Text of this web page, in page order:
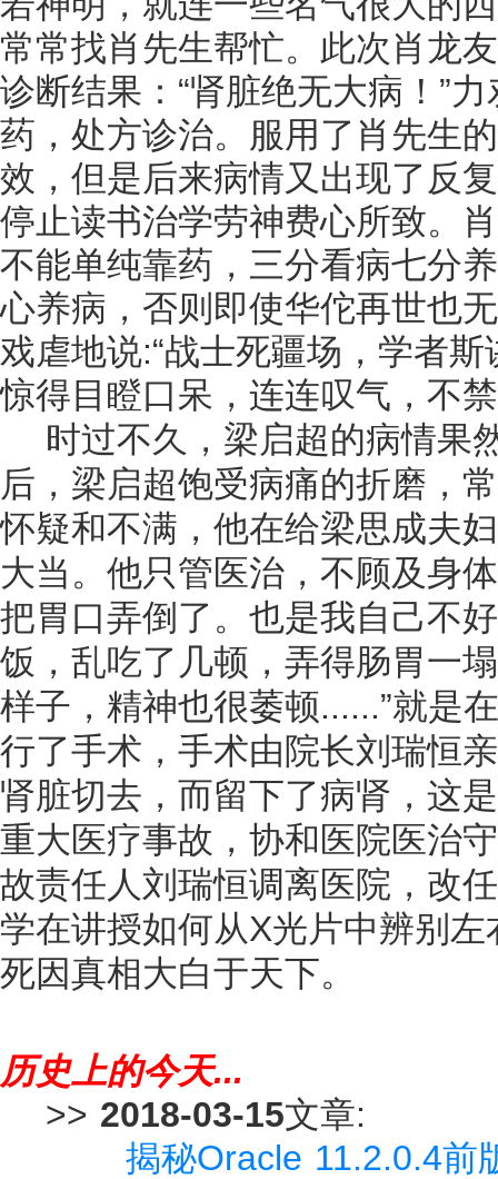
常常找肖先生帮忙。此次肖龙
诊断结果：“肾脏绝无大病！”
药，处方诊治。服用了肖先生
效，但是后来病情又出现了反
停止读书治学劳神费心所致。
不能单纯靠药，三分看病七分
心养病，否则即使华佗再世也
戏虐地说:“战士死疆场，学者
惊得目瞪口呆，连连叹气，不
时过不久，梁启超的病情果
后，梁启超饱受病痛的折磨，
怀疑和不满，他在给梁思成夫
大当。他只管医治，不顾及身
把胃口弄倒了。也是我自己不
饭，乱吃了几顿，弄得肠胃一
样子，精神也很萎顿......”就是
行了手术，手术由院长刘瑞恒
肾脏切去，而留下了病肾，这
重大医疗事故，协和医院医治
故责任人刘瑞恒调离医院，改
学在讲授如何从X光片中辨别
死因真相大白于天下。
历史上的今天...
>> 2018-03-15文章:
揭秘Oracle 11.2.0.4前